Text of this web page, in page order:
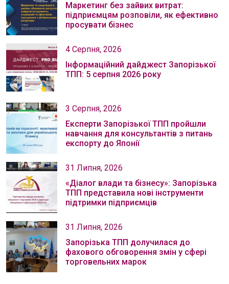
Маркетинг без зайвих витрат:
підприємцям розповіли, як ефективно
просувати бізнес
4 Серпня, 2026
Інформаційний дайджест Запорізької
ТПП: 5 серпня 2026 року
3 Серпня, 2026
Експерти Запорізької ТПП пройшли
навчання для консультантів з питань
експорту до Японії
31 Липня, 2026
«Діалог влади та бізнесу»: Запорізька
ТПП представила нові інструменти
підтримки підприємців
31 Липня, 2026
Запорізька ТПП долучилася до
фахового обговорення змін у сфері
торговельних марок